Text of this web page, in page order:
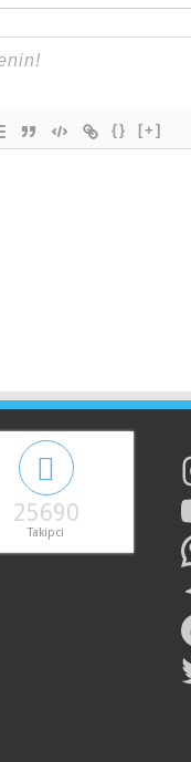
{} [+]
25690
Takipci